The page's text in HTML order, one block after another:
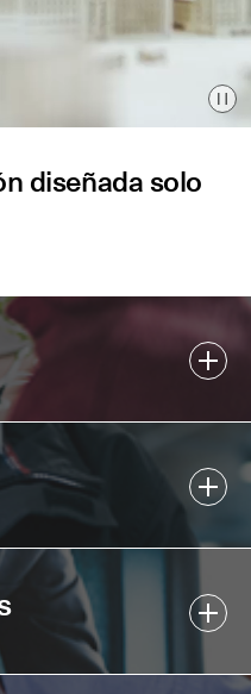
diseñada solo